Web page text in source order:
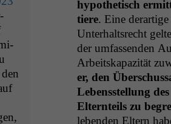
hypo­thetisch
tiere. Eine
Unter­halt­srecht
der umfassenden
Arbeit­ska­paz­ität
er, den
Lebensstel­lung
Eltern­teils zu
leben­den Eltern